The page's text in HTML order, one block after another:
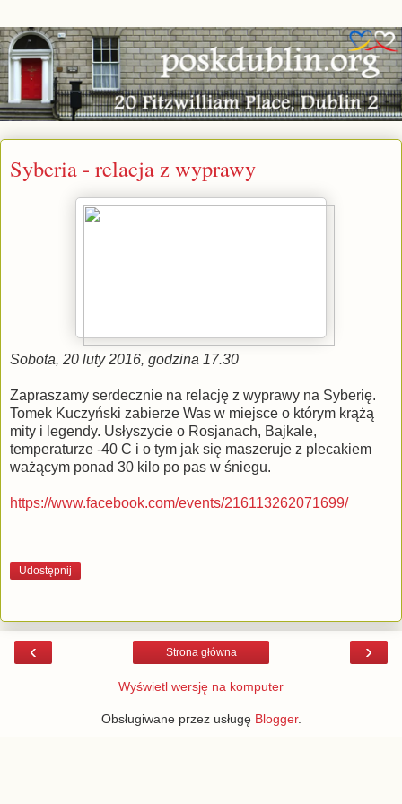
Syberia - relacja z wyprawy
Sobota, 20 luty 2016, godzina 17.30
Zapraszamy serdecznie na relację z wyprawy na Syberię.
Tomek Kuczyński zabierze Was w miejsce o którym krążą
mity i legendy. Usłyszycie o Rosjanach, Bajkale,
temperaturze -40 C i o tym jak się maszeruje z plecakiem
ważącym ponad 30 kilo po pas w śniegu.
https://www.facebook.com/events/216113262071699/
Udostępnij
‹ ›
Strona główna
Wyświetl wersję na komputer
Obsługiwane przez usługę Blogger.